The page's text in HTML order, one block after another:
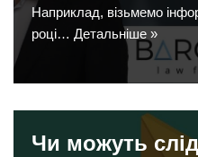
Наприклад, візьмемо
році… Детальніше »
Чи можуть